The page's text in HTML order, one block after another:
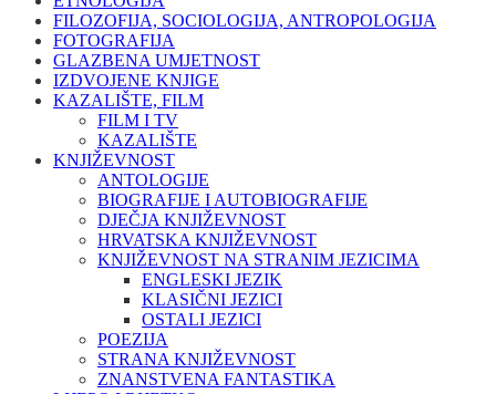
FILOZOFIJA, SOCIOLOGIJA, ANTROPOLOGIJA
FOTOGRAFIJA
GLAZBENA UMJETNOST
IZDVOJENE KNJIGE
KAZALIŠTE, FILM
FILM I TV
KAZALIŠTE
KNJIŽEVNOST
ANTOLOGIJE
BIOGRAFIJE I AUTOBIOGRAFIJE
DJEČJA KNJIŽEVNOST
HRVATSKA KNJIŽEVNOST
KNJIŽEVNOST NA STRANIM JEZICIMA
ENGLESKI JEZIK
KLASIČNI JEZICI
OSTALI JEZICI
POEZIJA
STRANA KNJIŽEVNOST
ZNANSTVENA FANTASTIKA